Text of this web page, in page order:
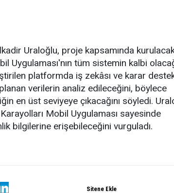
Uraloğlu, proje kapsamında
Uygulaması'nın tüm sistemin kalbi
platformda iş zekâsı ve karar
verilerin analiz edileceğini, böylece
en üst seviyeye çıkacağını söyledi.
Mobil Uygulaması sayesinde
bilgilerine erişebileceğini vurguladı.